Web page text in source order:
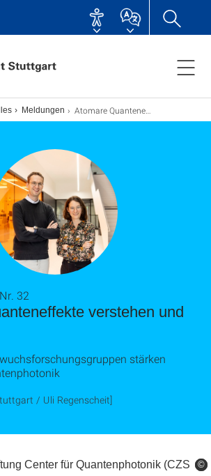
Meldungen Atomare Quanteneffekte verstehen und ausnutzen
verstehen und
32
stärken
/ Uli Regenscheit]
Center für Quantenphotonik (CZS
©
©
©